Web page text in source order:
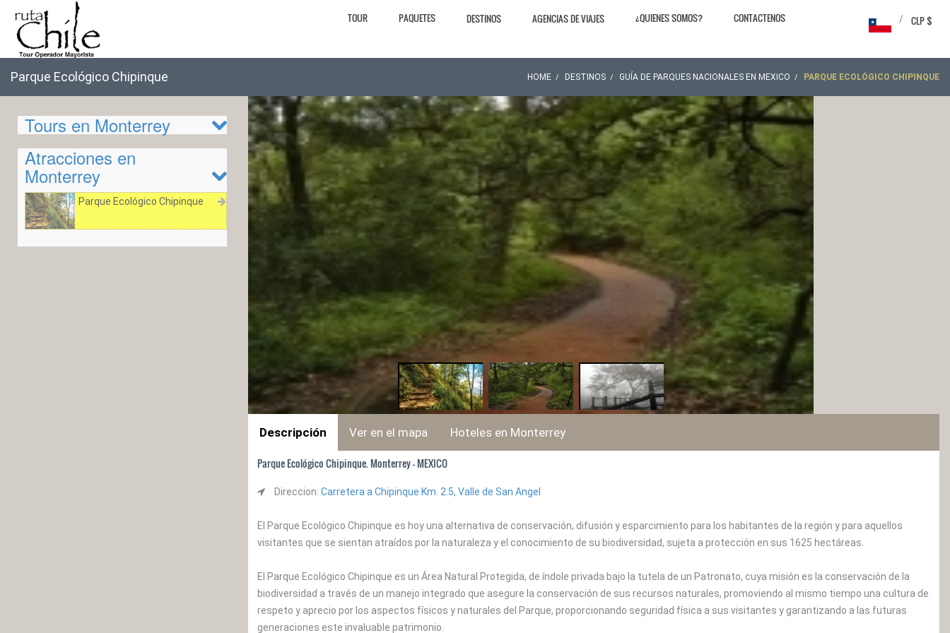
TOUR PAQUETES DESTINOS AGENCIAS DE VIAJES ¿QUIENES SOMOS? CONTACTENOS CLP $
/
Parque Ecológico Chipinque HOME DESTINOS GUÍA DE PARQUES NACIONALES EN MEXICO PARQUE ECOLÓGICO CHIPINQUE
Tours en Monterrey
Atracciones en
Monterrey
Parque Ecológico Chipinque
Descripción Ver en el mapa Hoteles en Monterrey
Parque Ecológico Chipinque. Monterrey - MEXICO
Direccion: Carretera a Chipinque Km. 2.5, Valle de San Angel
El Parque Ecológico Chipinque es hoy una alternativa de conservación, difusión y esparcimiento para los habitantes de la región y para aquellos
visitantes que se sientan atraídos por la naturaleza y el conocimiento de su biodiversidad, sujeta a protección en sus 1625 hectáreas.
El Parque Ecológico Chipinque es un Área Natural Protegida, de índole privada bajo la tutela de un Patronato, cuya misión es la conservación de la
biodiversidad a través de un manejo integrado que asegure la conservación de sus recursos naturales, promoviendo al mismo tiempo una cultura de
respeto y aprecio por los aspectos físicos y naturales del Parque, proporcionando seguridad física a sus visitantes y garantizando a las futuras
generaciones este invaluable patrimonio.